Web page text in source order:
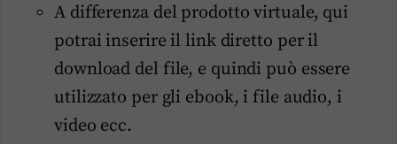
A differenza del prodotto virtuale, qui
potrai inserire il link diretto per il
download del file, e quindi può essere
utilizzato per gli ebook, i file audio, i
video ecc.